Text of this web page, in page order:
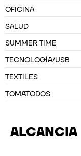
OFICINA
SALUD
SUMMER TIME
TECNOLOGÍA/USB
TEXTILES
TOMATODOS
ALCANCIA